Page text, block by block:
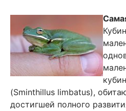
(Sminthillus limbatus),
достигшей полного